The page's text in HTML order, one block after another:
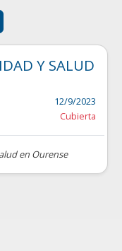
Y SALUD
12/9/2023
Cubierta
en Ourense